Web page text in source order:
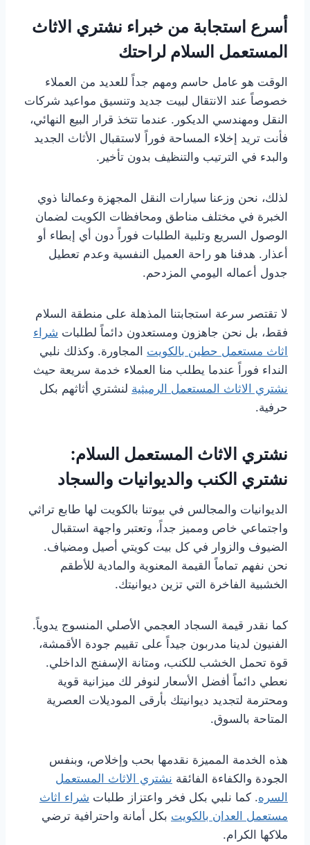
أسرع استجابة من خبراء نشتري الاثاث
المستعمل السلام لراحتك
الوقت هو عامل حاسم ومهم جداً للعديد من العملاء
خصوصاً عند الانتقال لبيت جديد وتنسيق مواعيد شركات
النقل ومهندسي الديكور. عندما تتخذ قرار البيع النهائي،
فأنت تريد إخلاء المساحة فوراً لاستقبال الأثاث الجديد
والبدء في الترتيب والتنظيف بدون تأخير.
لذلك، نحن وزعنا سيارات النقل المجهزة وعمالنا ذوي
الخبرة في مختلف مناطق ومحافظات الكويت لضمان
الوصول السريع وتلبية الطلبات فوراً دون أي إبطاء أو
أعذار. هدفنا هو راحة العميل النفسية وعدم تعطيل
جدول أعماله اليومي المزدحم.
لا تقتصر سرعة استجابتنا المذهلة على منطقة السلام
فقط، بل نحن جاهزون ومستعدون دائماً لطلبات شراء
اثاث مستعمل حطين بالكويت المجاورة. وكذلك نلبي
النداء فوراً عندما يطلب منا العملاء خدمة سريعة حيث
نشتري الاثاث المستعمل الرميثية لنشتري أثاثهم بكل
حرفية.
نشتري الاثاث المستعمل السلام:
نشتري الكنب والديوانيات والسجاد
الديوانيات والمجالس في بيوتنا بالكويت لها طابع تراثي
واجتماعي خاص ومميز جداً، وتعتبر واجهة استقبال
الضيوف والزوار في كل بيت كويتي أصيل ومضياف.
نحن نفهم تماماً القيمة المعنوية والمادية للأطقم
الخشبية الفاخرة التي تزين ديوانيتك.
كما نقدر قيمة السجاد العجمي الأصلي المنسوج يدوياً.
الفنيون لدينا مدربون جيداً على تقييم جودة الأقمشة،
قوة تحمل الخشب للكنب، ومتانة الإسفنج الداخلي.
نعطي دائماً أفضل الأسعار لنوفر لك ميزانية قوية
ومحترمة لتجديد ديوانيتك بأرقى الموديلات العصرية
المتاحة بالسوق.
هذه الخدمة المميزة نقدمها بحب وإخلاص، وبنفس
الجودة والكفاءة الفائقة نشتري الاثاث المستعمل
السره. كما نلبي بكل فخر واعتزاز طلبات شراء اثاث
مستعمل العدان بالكويت بكل أمانة واحترافية ترضي
ملاكها الكرام.